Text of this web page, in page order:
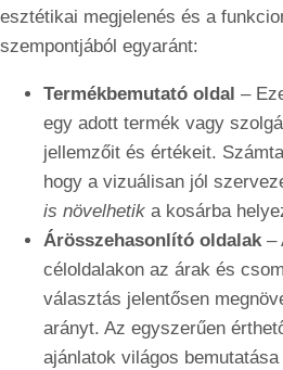
esztétikai megjelenés és a
szempontjából egyaránt:
Termékbemutató oldal –
egy adott termék vagy
jellemzőit és értékeit.
hogy a vizuálisan jól
is növelhetik a kosárba
Árösszehasonlító oldalak–
céloldalakon az árak és
választás jelentősen
arányt. Az egyszerűen
ajánlatok világos bemutatása